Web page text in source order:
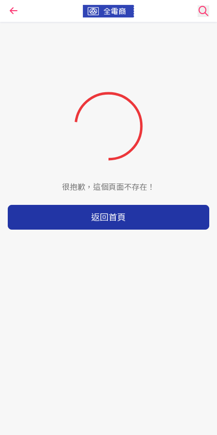
很抱歉，這個頁面不存在！
返回首頁